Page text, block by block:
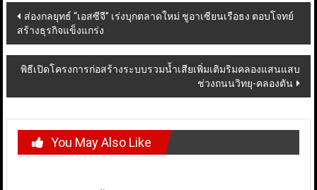
Post
navigation
ส่องกลยุทธ์ “เอสซีจี” เร่งบุกตลาดใหม่ ชูอาเซียนเรือธง ตอบโจทย์
สร้างธุรกิจแข็งแกร่ง
พิธีเปิดโครงการก่อสร้างระบบรวมน้ำเสียเพิ่มเติมริมคลองแสนแสบ
ช่วงถนนวิทยุ-คลองตัน
You May Also Like